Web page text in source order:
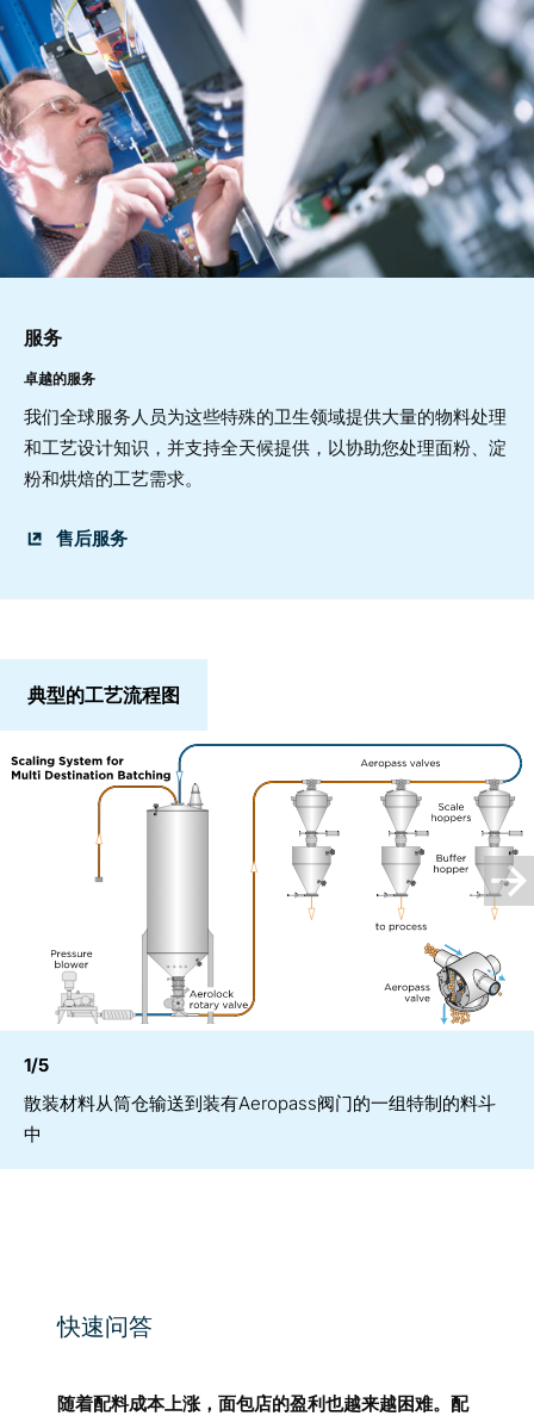
服务
卓越的服务
我们全球服务人员为这些特殊的卫生领域提供大量的物料处理
和工艺设计知识，并支持全天候提供，以协助您处理面粉、淀
粉和烘焙的工艺需求。
售后服务
典型的工艺流程图
1/5
散装材料从筒仓输送到装有Aeropass阀门的一组特制的料斗
中
快速问答
随着配料成本上涨，面包店的盈利也越来越困难。配